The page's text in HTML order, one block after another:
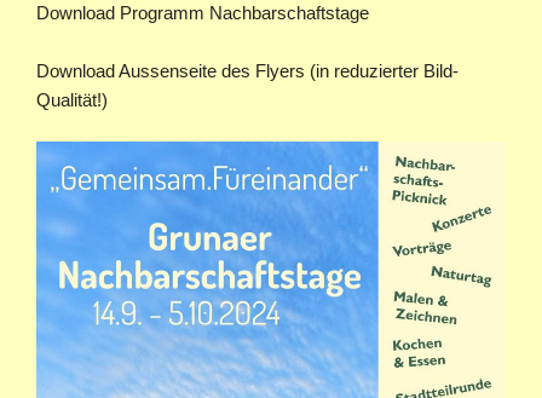
Download Programm Nachbarschaftstage
Download Aussenseite des Flyers (in reduzierter Bild-
Qualität!)